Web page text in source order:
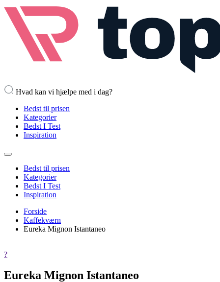
Hvad kan vi hjælpe med i dag?
Bedst til prisen
Kategorier
Bedst I Test
Inspiration
Bedst til prisen
Kategorier
Bedst I Test
Inspiration
Forside
Kaffekværn
Eureka Mignon Istantaneo
?
Eureka Mignon Istantaneo